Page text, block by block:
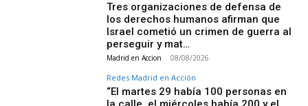
Tres organizaciones de defensa de
los derechos humanos afirman que
Israel cometió un crimen de guerra al
perseguir y mat…
Madrid en Accion - 08/08/2026
Redes Madrid en Acción
“El martes 29 había 100 personas en